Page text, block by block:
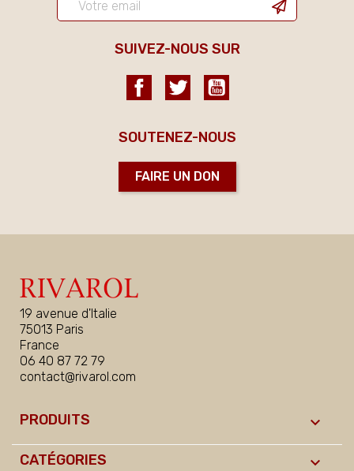
SUIVEZ-NOUS SUR
FacebookTwitter
SOUTENEZ-NOUS
FAIRE UN DON
19 avenue d'Italie
75013 Paris
France
06 40 87 72 79
contact@rivarol.com
PRODUITS 
CATÉGORIES 